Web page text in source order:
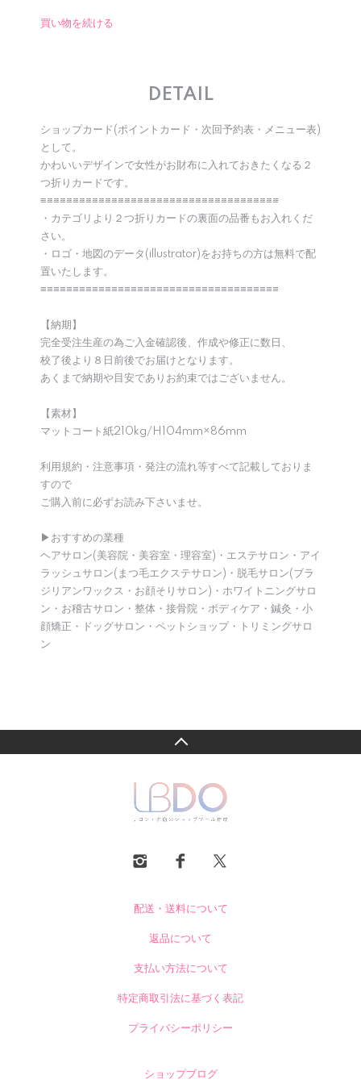
買い物を続ける
DETAIL
ショップカード(ポイントカード・次回予約表・メニュー表)
として。
かわいいデザインで女性がお財布に入れておきたくなる２
つ折りカードです。
≡≡≡≡≡≡≡≡≡≡≡≡≡≡≡≡≡≡≡≡≡≡≡≡≡≡≡≡≡≡≡≡≡≡≡≡≡
・カテゴリより２つ折りカードの裏面の品番もお入れくだ
さい。
・ロゴ・地図のデータ(illustrator)をお持ちの方は無料で配
置いたします。
≡≡≡≡≡≡≡≡≡≡≡≡≡≡≡≡≡≡≡≡≡≡≡≡≡≡≡≡≡≡≡≡≡≡≡≡≡
【納期】
完全受注生産の為ご入金確認後、作成や修正に数日、
校了後より８日前後でお届けとなります。
あくまで納期や目安でありお約束ではございません。
【素材】
マットコート紙210kg/H104mm×86mm
利用規約・注意事項・発注の流れ等すべて記載しておりま
すので
ご購入前に必ずお読み下さいませ。
▶︎おすすめの業種
ヘアサロン(美容院・美容室・理容室)・エステサロン・アイ
ラッシュサロン(まつ毛エクステサロン)・脱毛サロン(ブラ
ジリアンワックス・お顔そりサロン)・ホワイトニングサロ
ン・お稽古サロン・整体・接骨院・ボディケア・鍼灸・小
顔矯正・ドッグサロン・ペットショップ・トリミングサロ
ン
配送・送料について
返品について
支払い方法について
特定商取引法に基づく表記
プライバシーポリシー
ショップブログ